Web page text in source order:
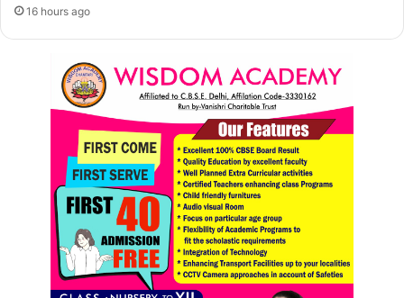
16 hours ago